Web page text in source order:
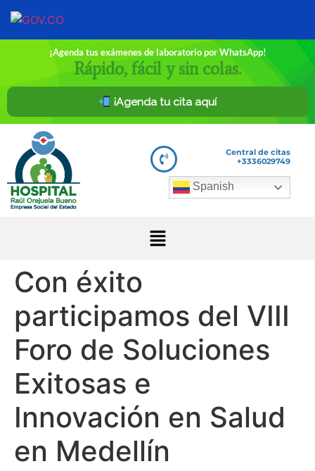
¡Agenda tus exámenes de laboratorio por WhatsApp!
Rápido, fácil y sin colas.
¡Agenda tu cita aquí
Central de citas
+3336029749
Spanish
Con éxito
participamos del VIII
Foro de Soluciones
Exitosas e
Innovación en Salud
en Medellín